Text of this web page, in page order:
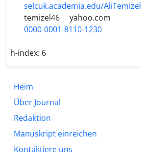
selcuk.academia.edu/AliTemizel
temizel46
yahoo.com
0000-0001-8110-1230
h-index: 6
Heim
Über Journal
Redaktion
Manuskript einreichen
Kontaktiere uns